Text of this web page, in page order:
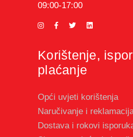
09:00-17:00
Korištenje,
plaćanje
Opći uvjeti korištenja
Naručivanje i
Dostava i rokovi